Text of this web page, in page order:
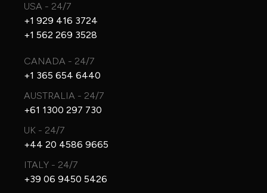
USA - 24/7
+1 929 416 3724
+1 562 269 3528
CANADA - 24/7
+1 365 654 6440
AUSTRALIA - 24/7
+61 1300 297 730
UK - 24/7
+44 20 4586 9665
ITALY - 24/7
+39 06 9450 5426